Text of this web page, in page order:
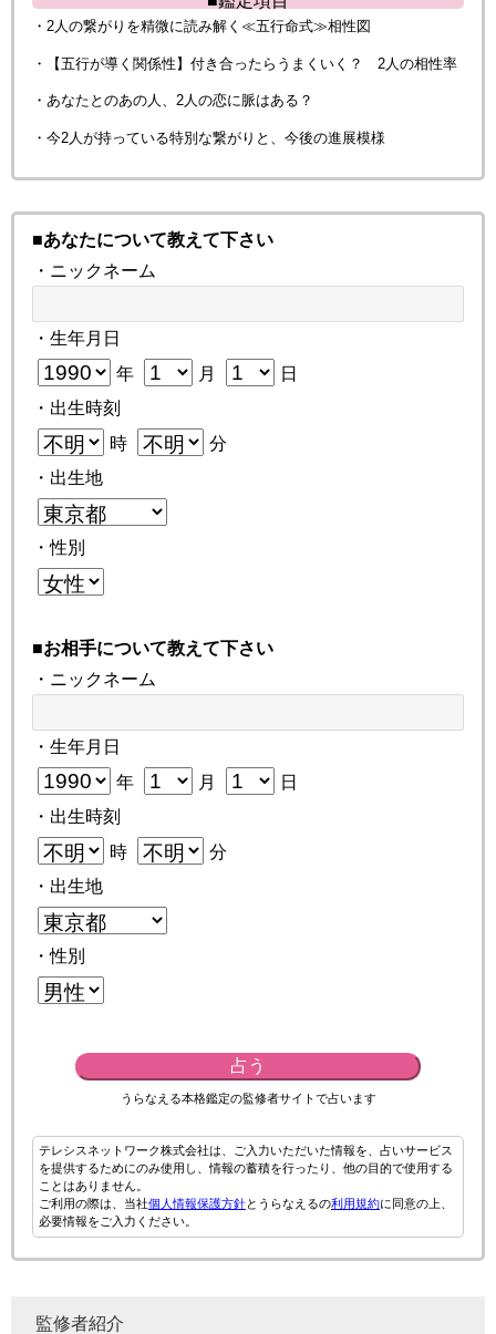
・2人の繋がりを精微に読み解く≪五行命式≫相性図
・【五行が導く関係性】付き合ったらうまくいく？ 2人の相性率
・あなたとのあの人、2人の恋に脈はある？
・今2人が持っている特別な繋がりと、今後の進展模様
■あなたについて教えて下さい
・ニックネーム
・生年月日
年 月
日
・出生時刻
時
分
・出生地
・性別
■お相手について教えて下さい
・ニックネーム
・生年月日
年 月
日
・出生時刻
時
分
・出生地
・性別
占う
うらなえる本格鑑定の監修者サイトで占います
テレシスネットワーク株式会社は、ご入力いただいた情報を、占いサービス
を提供するためにのみ使用し、情報の蓄積を行ったり、他の目的で使用する
ことはありません。
ご利用の際は、当社個人情報保護方針とうらなえるの利用規約に同意の上、
必要情報をご入力ください。
監修者紹介